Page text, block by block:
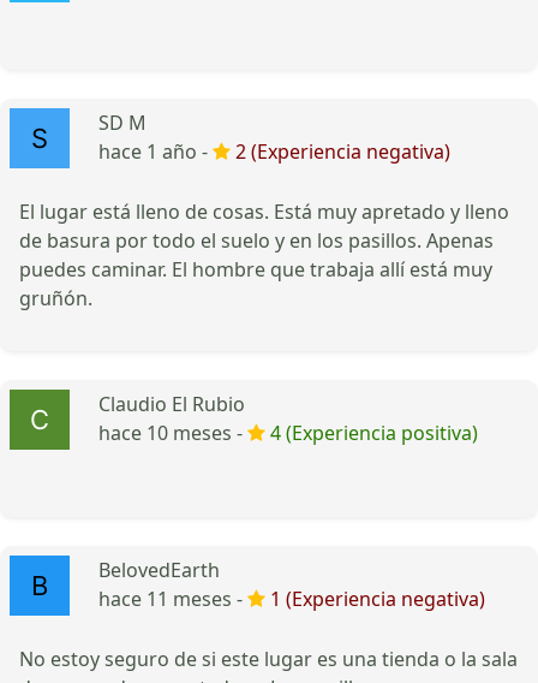
SD M
hace 1 año -
2 (Experiencia negativa)
El lugar está lleno de cosas. Está muy apretado y lleno
de basura por todo el suelo y en los pasillos. Apenas
puedes caminar. El hombre que trabaja allí está muy
gruñón.
Claudio El Rubio
hace 10 meses -
4 (Experiencia positiva)
BelovedEarth
hace 11 meses -
1 (Experiencia negativa)
No estoy seguro de si este lugar es una tienda o la sala